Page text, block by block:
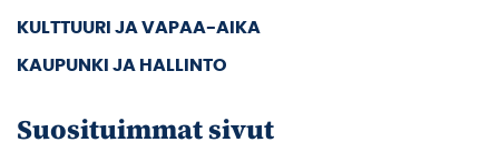
KULTTUURI JA VAPAA-AIKA
KAUPUNKI JA HALLINTO
Suosituimmat sivut